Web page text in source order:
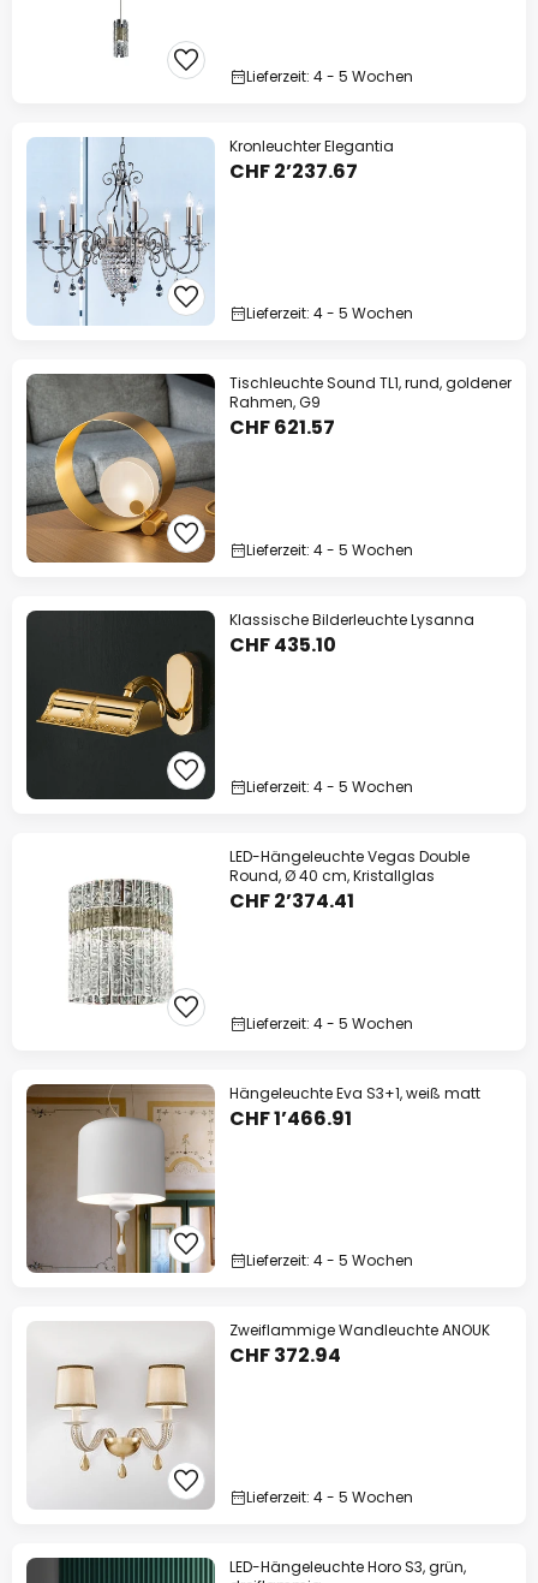
Lieferzeit: 4 - 5 Wochen
Kronleuchter Elegantia
CHF 2’237.67
Lieferzeit: 4 - 5 Wochen
Tischleuchte Sound TL1, rund, goldener
Rahmen, G9
CHF 621.57
Lieferzeit: 4 - 5 Wochen
Klassische Bilderleuchte Lysanna
CHF 435.10
Lieferzeit: 4 - 5 Wochen
LED-Hängeleuchte Vegas Double
Round, Ø 40 cm, Kristallglas
CHF 2’374.41
Lieferzeit: 4 - 5 Wochen
Hängeleuchte Eva S3+1, weiß matt
CHF 1’466.91
Lieferzeit: 4 - 5 Wochen
Zweiflammige Wandleuchte ANOUK
CHF 372.94
Lieferzeit: 4 - 5 Wochen
LED-Hängeleuchte Horo S3, grün,